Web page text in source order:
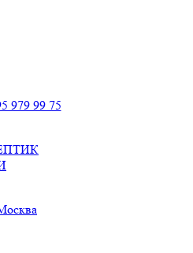
979 99 75